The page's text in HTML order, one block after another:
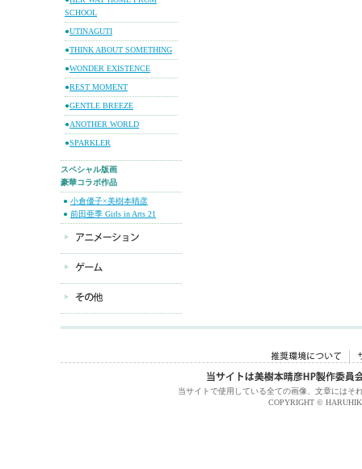
SCHOOL
●UTINAGUTI
●THINK ABOUT SOMETHING
●WONDER EXISTENCE
●REST MOMENT
●GENTLE BREEZE
●ANOTHER WORLD
●SPARKLER
スペシャル版画
豪華コラボ作品
● 小倉優子×美樹本晴彦
● 前田亜季 Girls in Arts 21
当サイトで使用している全ての画像、文章にはそ
COPYRIGHT ©